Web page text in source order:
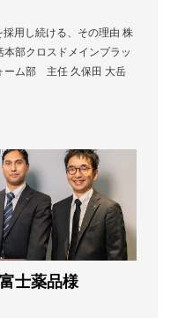
採用し続ける、その理由 株
部クロスドメインプラッ
ーム部 主任 久保田 大岳
士薬品様